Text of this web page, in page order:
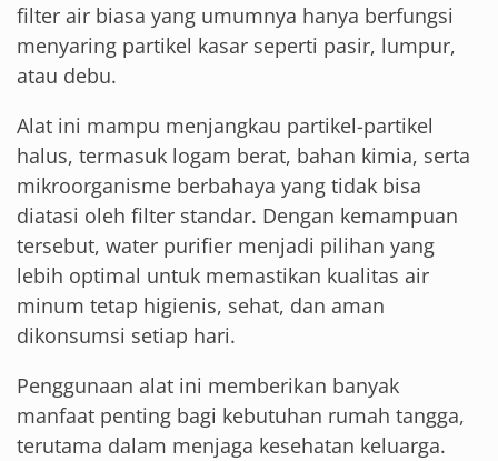
filter air biasa yang umumnya hanya berfungsi
menyaring partikel kasar seperti pasir, lumpur,
atau debu.
Alat ini mampu menjangkau partikel-partikel
halus, termasuk logam berat, bahan kimia, serta
mikroorganisme berbahaya yang tidak bisa
diatasi oleh filter standar. Dengan kemampuan
tersebut, water purifier menjadi pilihan yang
lebih optimal untuk memastikan kualitas air
minum tetap higienis, sehat, dan aman
dikonsumsi setiap hari.
Penggunaan alat ini memberikan banyak
manfaat penting bagi kebutuhan rumah tangga,
terutama dalam menjaga kesehatan keluarga.